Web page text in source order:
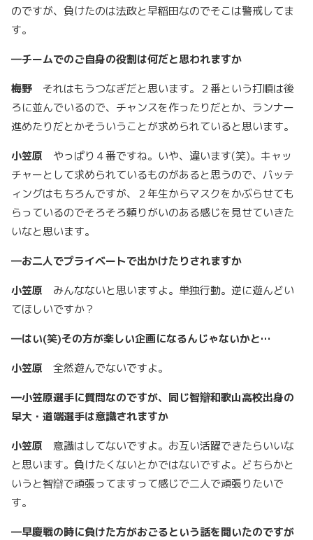
のですが、負けたのは法政と早稲田なのでそこは警戒してま
す。
―チームでのご自身の役割は何だと思われますか
梅野 それはもうつなぎだと思います。２番という打順は後
ろに並んでいるので、チャンスを作ったりだとか、ランナー
進めたりだとかそういうことが求められていると思います。
小笠原 やっぱり４番ですね。いや、違います(笑)。キャッ
チャーとして求められているものがあると思うので、バッテ
ィングはもちろんですが、２年生からマスクをかぶらせても
らっているのでそろそろ頼りがいのある感じを見せていきた
いなと思います。
―お二人でプライベートで出かけたりされますか
小笠原 みんなないと思いますよ。単独行動。逆に遊んどい
てほしいですか？
―はい(笑)その方が楽しい企画になるんじゃないかと…
小笠原 全然遊んでないですよ。
―小笠原選手に質問なのですが、同じ智辯和歌山高校出身の
早大・道端選手は意識されますか
小笠原 意識はしてないですよ。お互い活躍できたらいいな
と思います。負けたくないとかではないですよ。どちらかと
いうと智辯で頑張ってますって感じで二人で頑張りたいで
す。
―早慶戦の時に負けた方がおごるという話を聞いたのですが